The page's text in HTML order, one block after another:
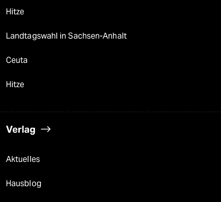
Hitze
Landtagswahl in Sachsen-Anhalt
Ceuta
Hitze
Verlag
Aktuelles
Hausblog